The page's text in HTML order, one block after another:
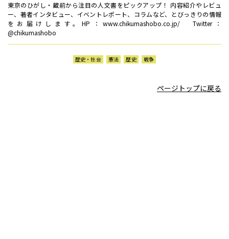
東京のひがし・蔵前から注目の人文書をピックアップ！ 内容紹介やレビュ
ー、著者インタビュー、イベントレポート、コラムなど、とびっきりの情報
をお届けします。HP：www.chikumashobo.co.jp/ Twitter：
@chikumashobo
歴史・社会 憲法 歴史 戦争
ページトップに戻る